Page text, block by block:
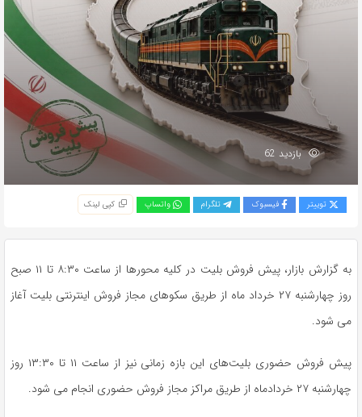
بازدید 62
توییتر فیسبوک تلگرام واتساپ کپی لینک
به گزارش بازار، پیش فروش بلیت در کلیه محورها از ساعت ۸:۳۰ تا ۱۱ صبح
روز چهارشنبه ۲۷ خرداد ماه از طریق سکوهای مجاز فروش اینترنتی بلیت آغاز
می شود.
پیش فروش حضوری بلیت‌های این بازه زمانی نیز از ساعت ۱۱ تا ۱۳:۳۰ روز
چهارشنبه ۲۷ خردادماه از طریق مراکز مجاز فروش حضوری انجام می شود.